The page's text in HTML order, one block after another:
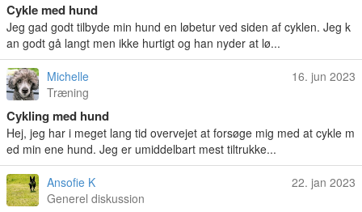
Cykle med hund
Jeg gad godt tilbyde min hund en løbetur ved siden af cyklen. Jeg k
an godt gå langt men ikke hurtigt og han nyder at lø...
Michelle
Træning
16. jun 2023
Cykling med hund
Hej, jeg har i meget lang tid overvejet at forsøge mig med at cykle m
ed min ene hund. Jeg er umiddelbart mest tiltrukke...
Ansofie K
Generel diskussion
22. jan 2023